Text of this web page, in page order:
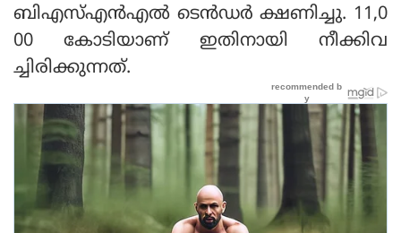
ബിഎസ്എൻഎൽ ടെൻഡർ ക്ഷണിച്ചു. 11,0
00 കോടിയാണ് ഇതിനായി നീക്കിവ
ച്ചിരിക്കുന്നത്.